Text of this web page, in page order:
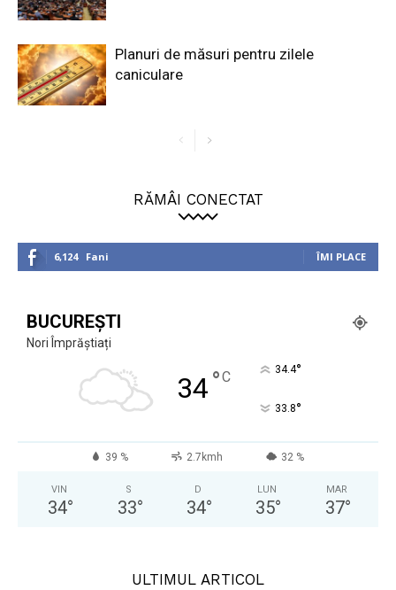
Planuri de măsuri pentru zilele
caniculare
RĂMÂI CONECTAT
6,124 Fani ÎMI PLACE
BUCUREȘTI
Nori Împrăștiați
34°C 34.4°
33.8°
39 % 2.7kmh 32 %
VIN
34°
S
33°
D
34°
LUN
35°
MAR
37°
ULTIMUL ARTICOL